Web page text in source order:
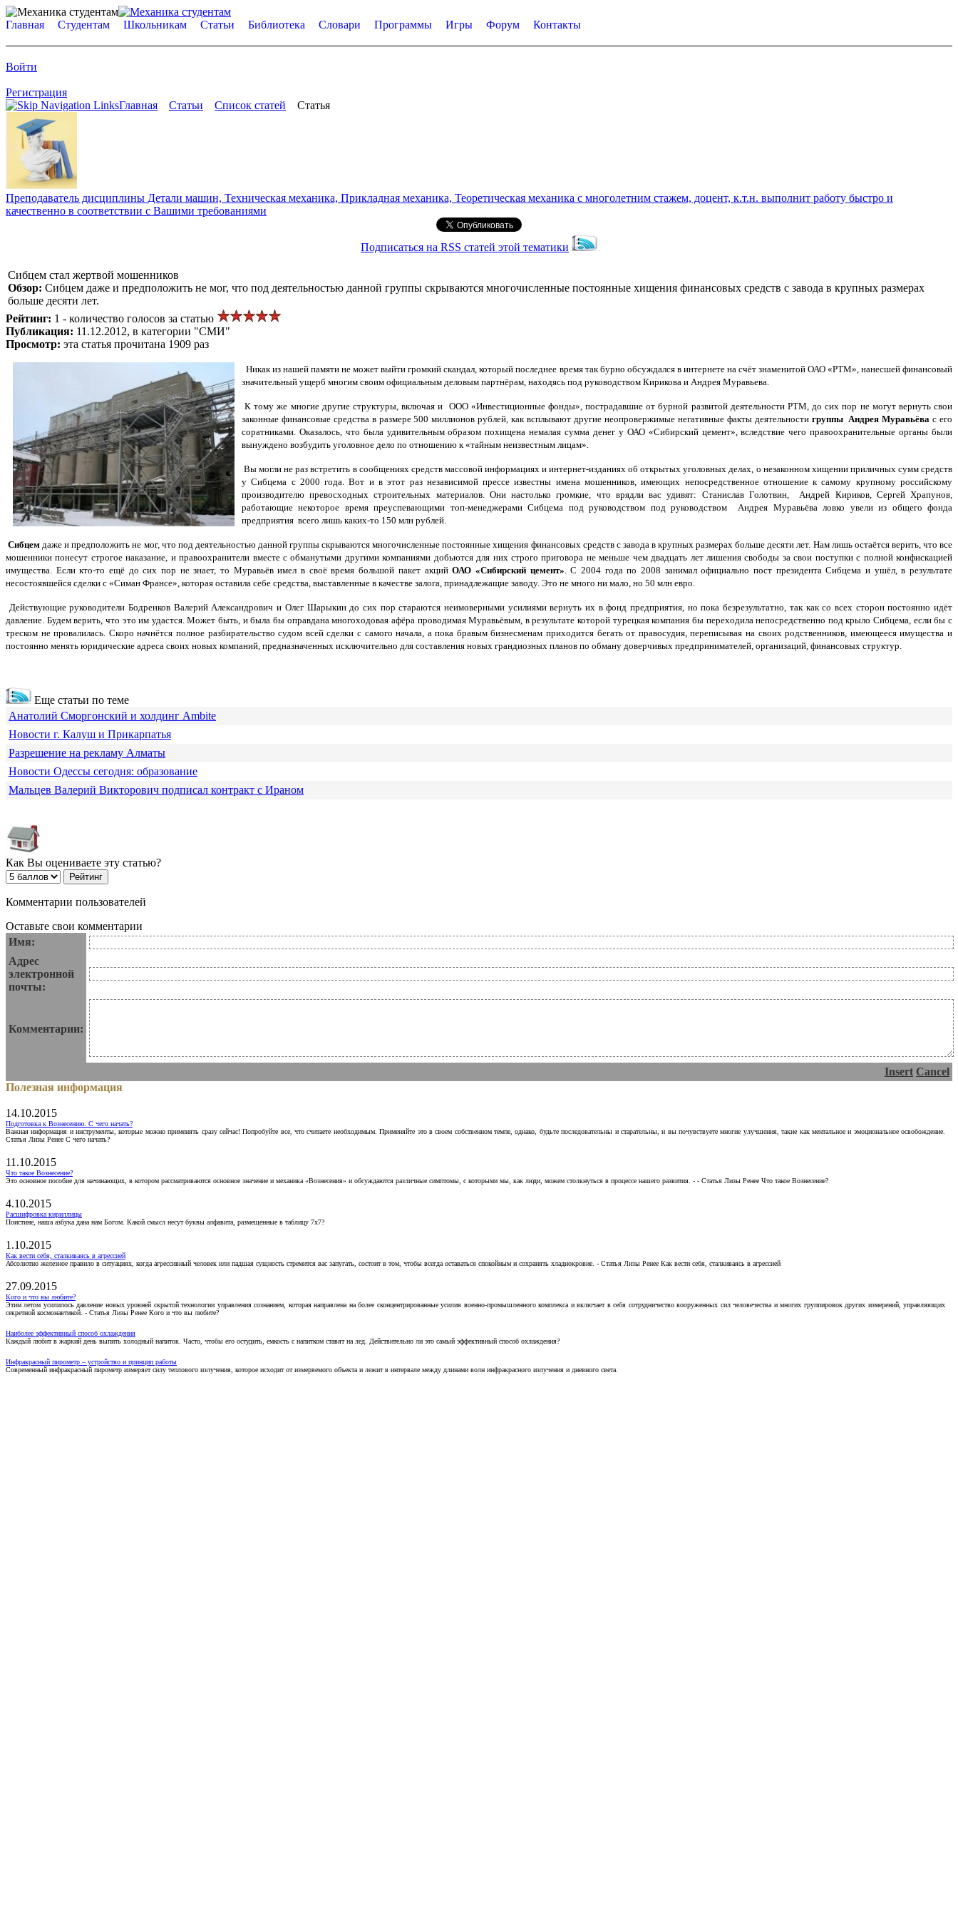
Главная Студентам Школьникам Статьи Библиотека Словари Программы Игры Форум Контакты
Войти
Регистрация
Главная
Статьи Список статей Статья
Преподаватель дисциплины Детали машин, Техническая механика, Прикладная механика, Теоретическая механика с многолетним стажем, доцент, к.т.н. выполнит работу быстро и
качественно в соответствии с Вашими требованиями
Подписаться на RSS статей этой тематики
Сибцем стал жертвой мошенников
Обзор: Сибцем даже и предположить не мог, что под деятельностью данной группы скрываются многочисленные постоянные хищения финансовых средств с завода в крупных размерах
больше десяти лет.
Рейтинг: 1 - количество голосов за статью
Публикация: 11.12.2012, в категории "СМИ"
Просмотр: эта статья прочитана 1909 раз
Никак из нашей памяти не может выйти громкий скандал, который последнее время так бурно обсуждался в интернете на счёт знаменитой ОАО «РТМ», нанесшей финансовый
значительный ущерб многим своим официальным деловым партнёрам, находясь под руководством Кирикова и Андрея Муравьева.
К тому же многие другие структуры, включая и ООО «Инвестиционные фонды», пострадавшие от бурной развитой деятельности РТМ, до сих пор не могут вернуть свои
законные финансовые средства в размере 500 миллионов рублей, как всплывают другие неопровержимые негативные факты деятельности группы Андрея Муравьёва с его
соратниками. Оказалось, что была удивительным образом похищена немалая сумма денег у ОАО «Сибирский цемент», вследствие чего правоохранительные органы были
вынуждено возбудить уголовное дело по отношению к «тайным неизвестным лицам».
Вы могли не раз встретить в сообщениях средств массовой информациях и интернет-изданиях об открытых уголовных делах, о незаконном хищении приличных сумм средств
у Сибцема с 2000 года. Вот и в этот раз независимой прессе известны имена мошенников, имеющих непосредственное отношение к самому крупному российскому
производителю превосходных строительных материалов. Они настолько громкие, что врядли вас удивят: Станислав Голотвин, Андрей Кириков, Сергей Храпунов,
работающие некоторое время преуспевающими топ-менеджерами Сибцема под руководством под руководством Андрея Муравьёва ловко увели из общего фонда
предприятия всего лишь каких-то 150 млн рублей.
Сибцем даже и предположить не мог, что под деятельностью данной группы скрываются многочисленные постоянные хищения финансовых средств с завода в крупных размерах больше десяти лет. Нам лишь остаётся верить, что все
мошенники понесут строгое наказание, и правоохранители вместе с обманутыми другими компаниями добьются для них строго приговора не меньше чем двадцать лет лишения свободы за свои поступки с полной конфискацией
имущества. Если кто-то ещё до сих пор не знает, то Муравьёв имел в своё время большой пакет акцийОАО «Сибирский цемент» . С 2004 года по 2008 занимал официально пост президента Сибцема и ушёл, в результате
несостоявшейся сделки с «Симан Франсе», которая оставила себе средства, выставленные в качестве залога, принадлежащие заводу. Это не много ни мало, но 50 млн евро.
Действующие руководители Бодренков Валерий Александрович и Олег Шарыкин до сих пор стараются неимоверными усилиями вернуть их в фонд предприятия, но пока безрезультатно, так как со всех сторон постоянно идёт
давление. Будем верить, что это им удастся. Может быть, и была бы оправдана многоходовая афёра проводимая Муравьёвым, в результате которой турецкая компания бы переходила непосредственно под крыло Сибцема, если бы с
треском не провалилась. Скоро начнётся полное разбирательство судом всей сделки с самого начала, а пока бравым бизнесменам приходится бегать от правосудия, переписывая на своих родственников, имеющееся имущества и
постоянно менять юридические адреса своих новых компаний, предназначенных исключительно для составления новых грандиозных планов по обману доверчивых предпринимателей, организаций, финансовых структур.
Еще статьи по теме
Анатолий Сморгонский и холдинг Ambite
Новости г. Калуш и Прикарпатья
Разрешение на рекламу Алматы
Новости Одессы сегодня: образование
Мальцев Валерий Викторович подписал контракт с Ираном
Как Вы оцениваете эту статью?
Комментарии пользователей
Оставьте свои комментарии
Имя:
Адрес
электронной
почты:
Комментарии:
Insert Cancel
Полезная информация
14.10.2015
Подготовка к Вознесению. С чего начать?
Важная информация и инструменты, которые можно применять сразу сейчас! Попробуйте все, что считаете необходимым. Применяйте это в своем собственном темпе, однако, будьте последовательны и старательны, и вы почувствуете многие улучшения, такие как ментальное и эмоциональное освобождение.
Статья Лизы Ренее С чего начать?
11.10.2015
Что такое Вознесение?
Это основное пособие для начинающих, в котором рассматриваются основное значение и механика «Вознесения» и обсуждаются различные симптомы, с которыми мы, как люди, можем столкнуться в процессе нашего развития. - - Статья Лизы Ренее Что такое Вознесение?
4.10.2015
Расшифровка кириллицы
Поистине, наша азбука дана нам Богом. Какой смысл несут буквы алфавита, размещенные в таблицу 7х7?
1.10.2015
Как вести себя, сталкиваясь в агрессией
Абсолютно железное правило в ситуациях, когда агрессивный человек или падшая сущность стремится вас запугать, состоит в том, чтобы всегда оставаться спокойным и сохранять хладнокровие. - Статья Лизы Ренее Как вести себя, сталкиваясь в агрессией
27.09.2015
Кого и что вы любите?
Этим летом усилилось давление новых уровней скрытой технологии управления сознанием, которая направлена на более сконцентрированные усилия военно-промышленного комплекса и включает в себя сотрудничество вооруженных сил человечества и многих группировок других измерений, управляющих
секретной космонавтикой. - Статья Лизы Ренее Кого и что вы любите?
Наиболее эффективный способ охлаждения
Каждый любит в жаркий день выпить холодный напиток. Часто, чтобы его остудить, емкость с напитком ставят на лед. Действительно ли это самый эффективный способ охлаждения?
Инфракрасный пирометр – устройство и принцип работы
Современный инфракрасный пирометр измеряет силу теплового излучения, которое исходит от измеряемого объекта и лежит в интервале между длинами волн инфракрасного излучения и дневного света.